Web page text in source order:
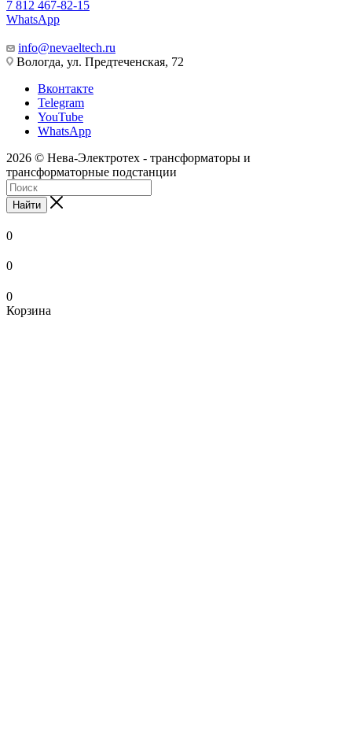
7 812 467-82-15
WhatsApp
info@nevaeltech.ru
Вологда, ул. Предтеченская, 72
Вконтакте
Telegram
YouTube
WhatsApp
2026 © Нева-Электротех - трансформаторы и
трансформаторные подстанции
Найти
0
0
0
Корзина